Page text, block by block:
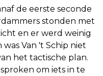
de eerste seconde
stonden met
en er werd weinig
Van 't Schip niet
het tactische plan.
om iets in te